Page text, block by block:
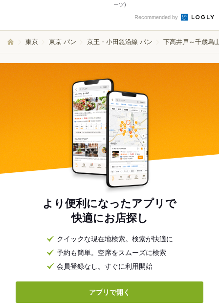
ーツ)
Recommended by
東京 東京 パン 京王・小田急沿線 パン 下高井戸～千歳烏
より便利になったアプリで
快適にお店探し
クイックな現在地検索。検索が快適に
予約も簡単。空席をスムーズに検索
会員登録なし。すぐに利用開始
アプリで開く